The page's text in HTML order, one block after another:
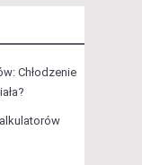
Chłodzenie